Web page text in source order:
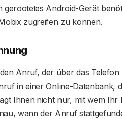
gerootetes Android-Gerät
zugreifen zu können.
Anruf, der über das
in einer Online-Datenbank,
Ihnen nicht nur, mit wem
wann der Anruf